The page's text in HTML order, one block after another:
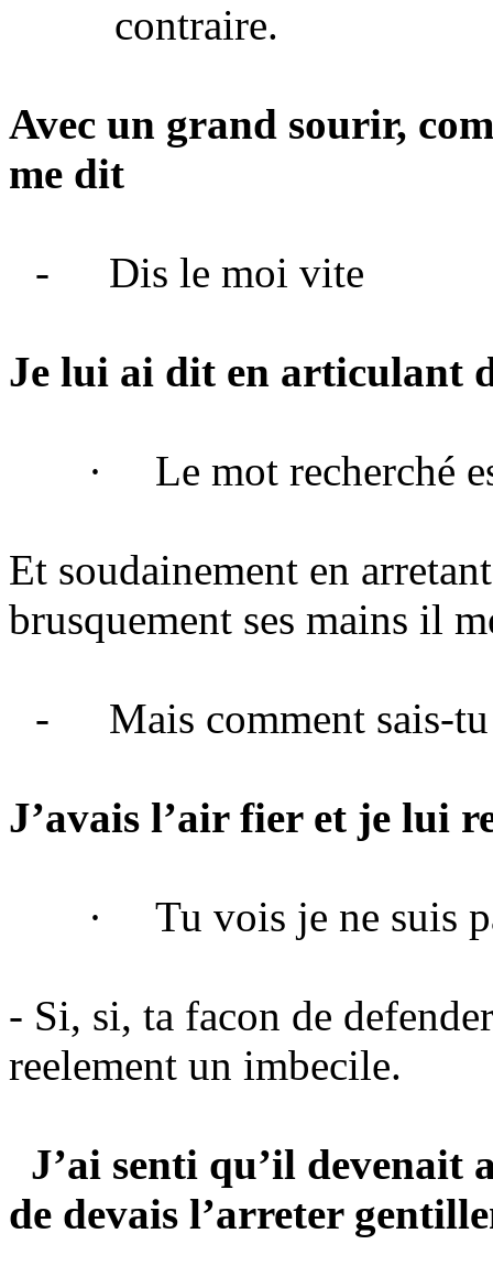
contraire.
Avec un grand sourir,
me dit
- Dis le moi vite
Je lui ai dit en articulant
· Le mot recherché
Et soudainement en
brusquement ses mains il
- Mais comment sais-
J’avais l’air fier et je lui
· Tu vois je ne suis
- Si, si, ta facon de
reelement un imbecile.
J’ai senti qu’il devenait
de devais l’arreter